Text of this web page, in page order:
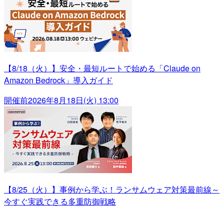
【8/18（火）】安全・最短ルートで始める「Claude on
Amazon Bedrock」導入ガイド
開催前2026年8月18日(火) 13:00
【8/25（火）】事例から学ぶ！ランサムウェア対策最前線～
今すぐ実践できる多重防御戦略